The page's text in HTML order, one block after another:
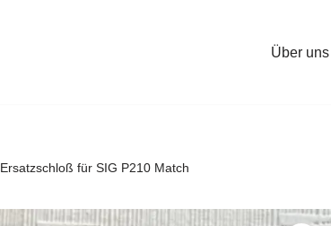
Über uns
Ersatzschloß für SIG P210 Match